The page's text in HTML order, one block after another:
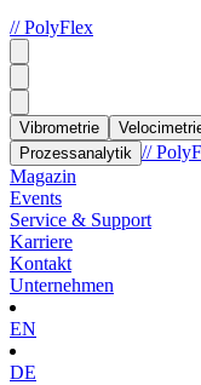
// PolyFlex
Vibrometrie
Prozessanalytik //
Magazin
Events
Service & Support
Karriere
Kontakt
Unternehmen
EN
DE